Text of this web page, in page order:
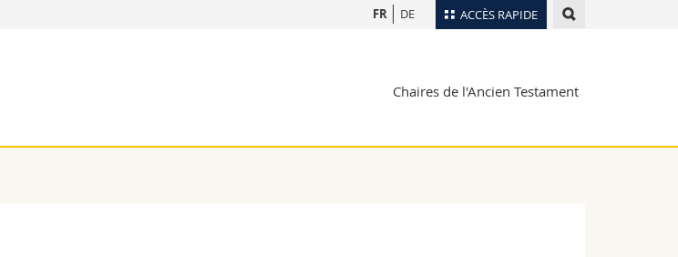
ACCÈS RAPIDE
management
Chercheurs
Plan d'accès
Webmail
FR DE
Chaires de l'Ancien Testament